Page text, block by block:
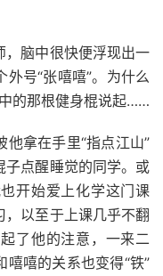
，脑中很快便浮现出一
号“张嘻嘻”。为什么
的那根健身棍说起……
拿在手里“指点江山”
点醒睡觉的同学。或
开始爱上化学这门课
以至于上课几乎不翻
了他的注意，一来二
嘻的关系也变得“铁”